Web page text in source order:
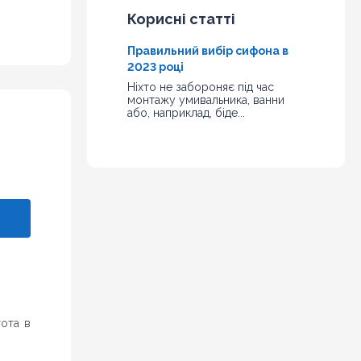
в
Корисні статті
Правильний вибір сифона в
2023 році
Ніхто не забороняє під час
монтажу умивальника, ванни
або, наприклад, біде...